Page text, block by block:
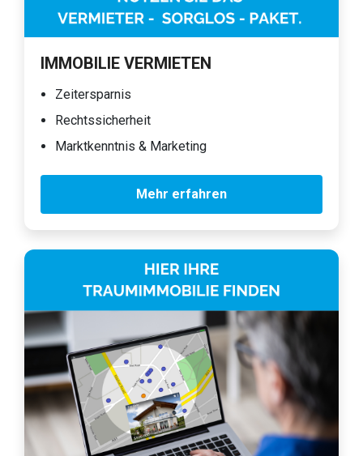
IMMOBILIE VERMIETEN
Zeitersparnis
Rechtssicherheit
Marktkenntnis & Marketing
Mehr erfahren